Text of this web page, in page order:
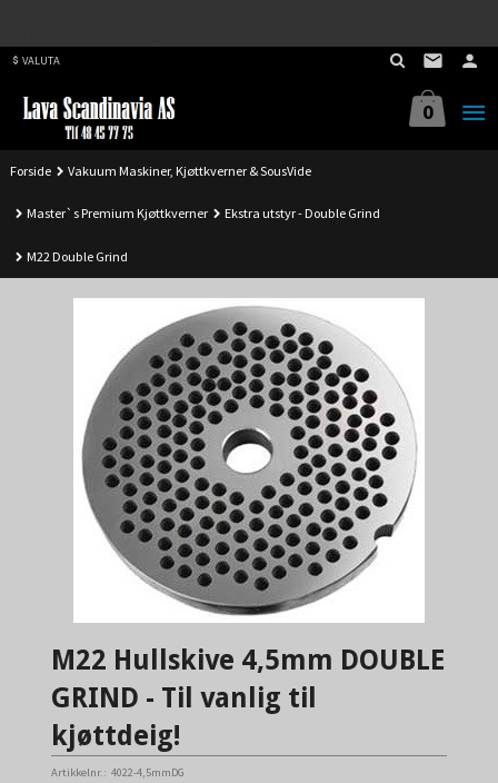
VALUTA
0
Forside Vakuum Maskiner, Kjøttkverner & SousVide
Master`s Premium Kjøttkverner Ekstra utstyr - Double Grind
M22 Double Grind
M22 Hullskive 4,5mm DOUBLE
GRIND - Til vanlig til
kjøttdeig!
Artikkelnr.: 4022-4,5mmDG